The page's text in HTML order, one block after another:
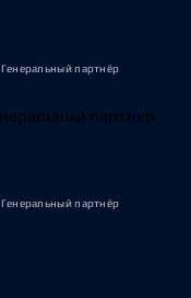
Генеральный партнёр
Генеральный партнёр